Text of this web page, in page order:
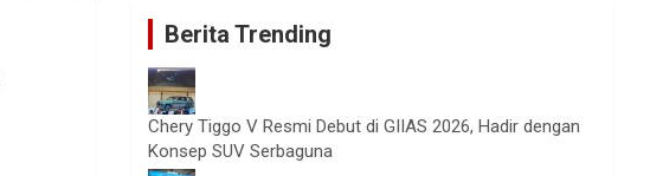
Berita Trending
Chery Tiggo V Resmi Debut di GIIAS 2026, Hadir dengan
Konsep SUV Serbaguna